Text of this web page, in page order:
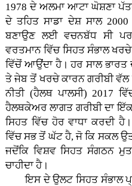
1978 ਦੇ ਅਲਮਾ ਆਟਾ ਘੋਸ਼ਣਾ
ਦੇ ਤਹਿਤ ਸਾਡਾ ਦੇਸ਼ ਸਾਲ
ਬਣਾਉਣ ਲਈ ਵਚਨਬੱਧ ਸੀ
ਵਰਤਮਾਨ ਵਿੱਚ ਸਿਹਤ ਸੰਭਾਲ
ਵਿੱਚੋਂ ਆਉਂਦਾ ਹੈ। ਹਰ ਸਾਲ ਭਾਰਤ
ਤੇ ਜੇਬ ਤੋਂ ਖਰਚੇ ਕਾਰਨ ਗਰੀਬੀ ਵੱਲ
ਨੀਤੀ (ਹੈਲਥ ਪਾਲਸੀ) 2017
ਹੈਲਥਕੇਅਰ ਲਾਗਤ ਗਰੀਬੀ ਦਾ
ਸਿਹਤ ਵਿੱਚ ਹੋਰ ਵਾਧਾ ਕਰਦੀ
ਵਿੱਚ ਸਭ ਤੋਂ ਘੱਟ ਹੈ, ਜੋ ਕਿ ਸਕਲ
ਜਦੋਂਕਿ ਵਿਸ਼ਵ ਸਿਹਤ ਸੰਗਠਨ
ਚਾਹੀਦਾ ਹੈ।
ਇਸ ਦੇ ਉਲਟ ਸਿਹਤ ਸੰਭਾਲ